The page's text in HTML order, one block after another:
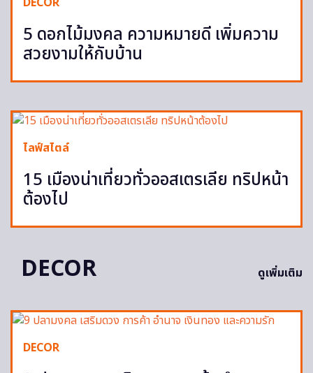
5 ดอกไม้มงคล ความหมายดี เพิ่มความ
สวยงามให้กับบ้าน
ไลฟ์สไตล์
15 เมืองน่าเที่ยวทั่วออสเตรเลีย ทริปหน้า
ต้องไป
DECOR ดูเพิ่มเติม
DECOR